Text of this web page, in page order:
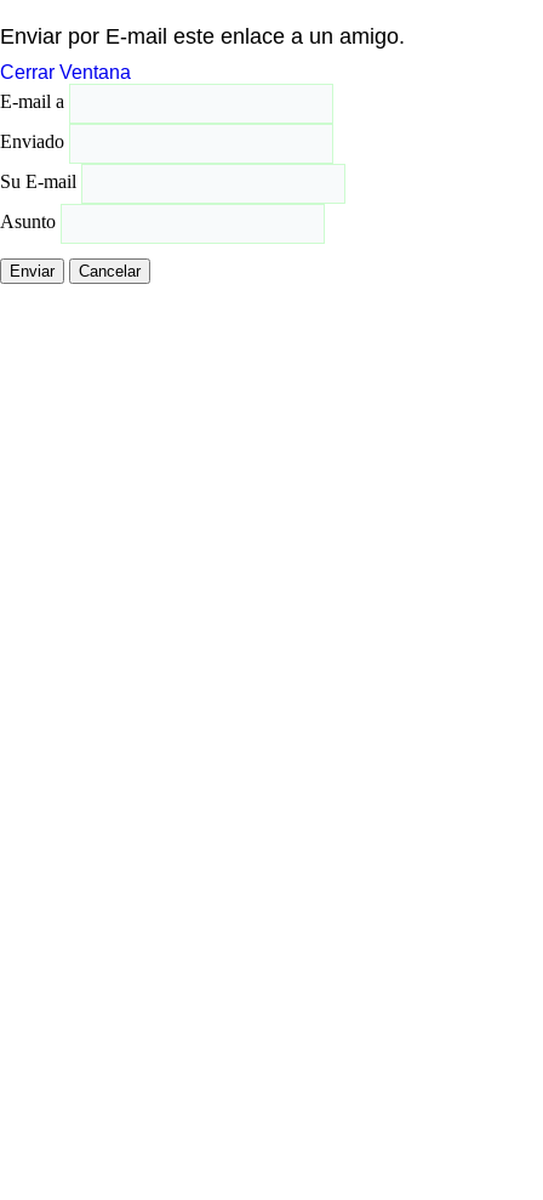
Enviar por E-mail este enlace a un amigo.
Cerrar Ventana
E-mail a
Enviado
Su E-mail
Asunto
Enviar Cancelar